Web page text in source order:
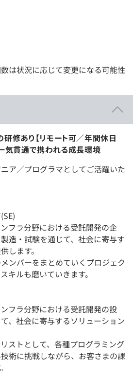
は状況に応じて変更になる可能性
修あり【リモート可／年間休日
気貫通で携われる成長環境
ア／プログラマとしてご活躍いた
フラ分野における受託開発の企
造・試験を通じて、社会に寄与す
します。
ンバーをまとめていくプロジェク
キルも磨いていきます。
フラ分野における受託開発の設
、社会に寄与するソリューション
ストとして、各種プログラミング
術に挑戦しながら、お客さまの課